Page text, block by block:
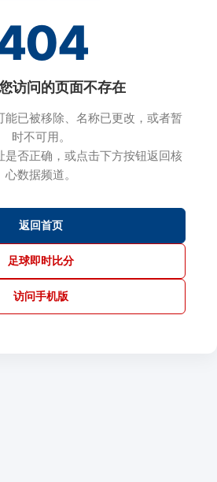
访问的页面不存在
能已被移除、名称已更改，或者暂
时不可用。
是否正确，或点击下方按钮返回核
心数据频道。
返回首页
足球即时比分
访问手机版